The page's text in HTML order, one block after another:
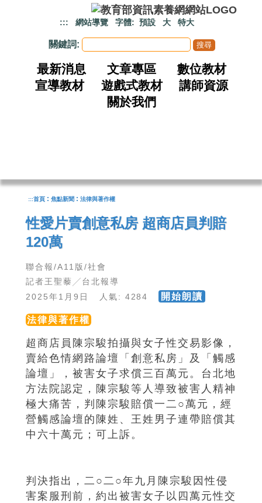
::: 網站導覽 字體: 預設 大 特大
關鍵詞:
最新消息 文章專區
數位教材
宣導教材
遊戲式教材
講師資源
關於我們
:::首頁 : 焦點新聞 : 法律與著作權
性愛片賣創意私房 超商店員判賠
120萬
聯合報/A11版/社會
記者王聖藜╱台北報導
2025年1月9日 人氣: 4284
開始朗讀
法律與著作權
超商店員陳宗駿拍攝與女子性交易影像，
賣給色情網路論壇「創意私房」及「觸感
論壇」，被害女子求償三百萬元。台北地
方法院認定，陳宗駿等人導致被害人精神
極大痛苦，判陳宗駿賠償一二○萬元，經
營觸感論壇的陳姓、王姓男子連帶賠償其
中六十萬元；可上訴。
判決指出，二○二○年九月陳宗駿因性侵
害案服刑前，約出被害女子以四萬元性交